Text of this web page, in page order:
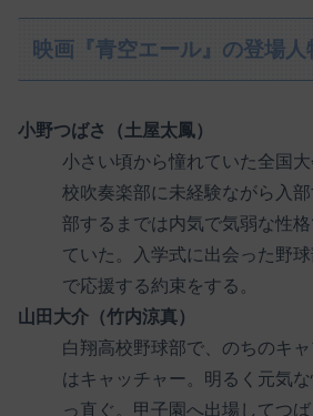
映画『青空エール』の登場人
小野つばさ（土屋太鳳）
小さい頃から憧れていた全国
校吹奏楽部に未経験ながら入
部するまでは内気で気弱な性
ていた。入学式に出会った野
で応援する約束をする。
山田大介（竹内涼真）
白翔高校野球部で、のちのキ
はキャッチャー。明るく元気
っ直ぐ。甲子園へ出場してつ